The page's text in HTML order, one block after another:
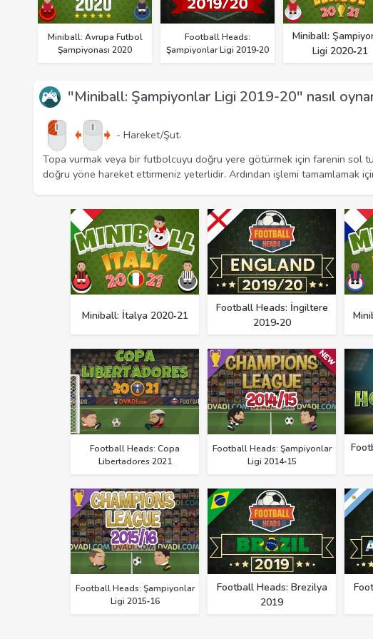
Miniball: Avrupa Futbol
Şampiyonası 2020
Football Heads:
Şampiyonlar Ligi 2019‑20
Miniball:
Ligi 2020‑21
"Miniball: Şampiyonlar Ligi 2019-20" nasıl
- Hareket/Şut.
Topa vurmak veya bir futbolcuyu doğru yere götürmek için farenin sol
doğru yöne hareket ettirmeniz yeterlidir. Ardından işlemi tamamlamak
Miniball: İtalya 2020‑21
Football Heads: İngiltere
2019‑20
Football Heads: Copa
Libertadores 2021
Football Heads: Şampiyonlar
Ligi 2014‑15
Football Heads: Şampiyonlar
Ligi 2015‑16
Football Heads: Brezilya
2019